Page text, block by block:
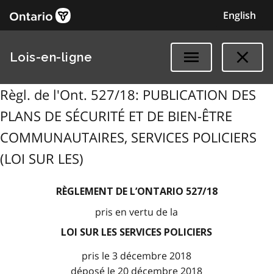
English
Lois-en-ligne
Règl. de l'Ont. 527/18: PUBLICATION DES
PLANS DE SÉCURITÉ ET DE BIEN-ÊTRE
COMMUNAUTAIRES, SERVICES POLICIERS
(LOI SUR LES)
RÈGLEMENT DE L’ONTARIO 527/18
pris en vertu de la
LOI SUR LES SERVICES POLICIERS
pris le 3 décembre 2018
déposé le 20 décembre 2018